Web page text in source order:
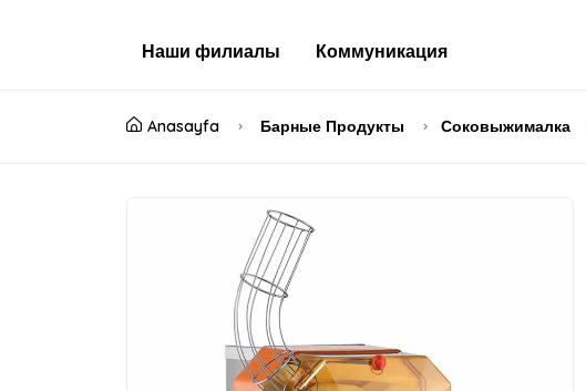
Наши филиалы Коммуникация
Anasayfa Барные Продукты Соковыжималка